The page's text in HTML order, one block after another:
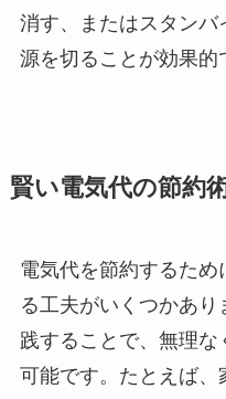
消す、またはスタン
源を切ることが効果的
賢い電気代の節約
電気代を節約するため
る工夫がいくつかあ
践することで、無理
可能です。たとえば